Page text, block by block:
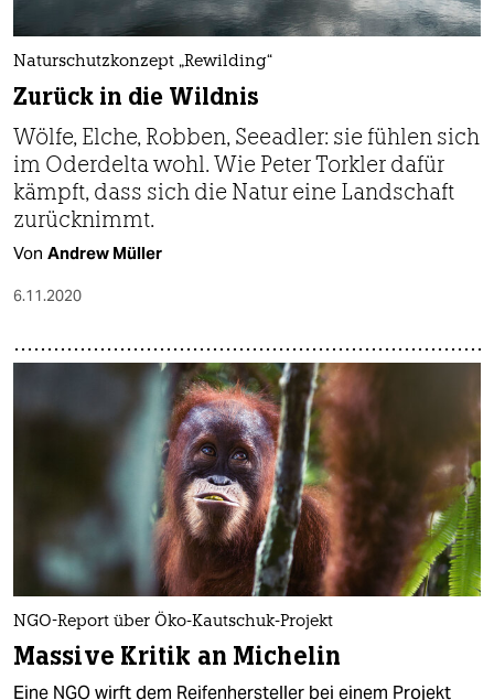
Naturschutzkonzept „Rewilding“
Zurück in die Wildnis
Wölfe, Elche, Robben, Seeadler: sie fühlen sich
im Oderdelta wohl. Wie Peter Torkler dafür
kämpft, dass sich die Natur eine Landschaft
zurücknimmt.
Von Andrew Müller
6.11.2020
NGO-Report über Öko-Kautschuk-Projekt
Massive Kritik an Michelin
Eine NGO wirft dem Reifenhersteller bei einem Projekt